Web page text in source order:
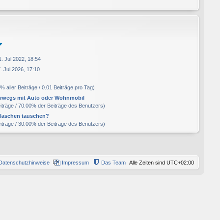
Jul 2022, 18:54
Jul 2026, 17:10
aller Beiträge / 0.01 Beiträge pro Tag)
mit Auto oder Wohnmobil
/ 70.00% der Beiträge des Benutzers)
tauschen?
/ 30.00% der Beiträge des Benutzers)
Alle Zeiten sind UTC+02:00
Das Team
Impressum